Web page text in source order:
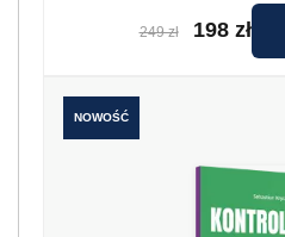
249 zł 198 zł
NOWOŚĆ